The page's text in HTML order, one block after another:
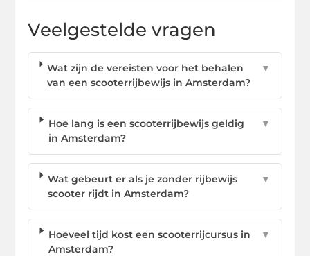
Veelgestelde vragen
Wat zijn de vereisten voor het behalen
van een scooterrijbewijs in Amsterdam?
▼
Hoe lang is een scooterrijbewijs geldig
in Amsterdam?
▼
Wat gebeurt er als je zonder rijbewijs
scooter rijdt in Amsterdam?
▼
Hoeveel tijd kost een scooterrijcursus in
Amsterdam?
▼